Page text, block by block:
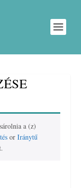
a (z)
orIránytű